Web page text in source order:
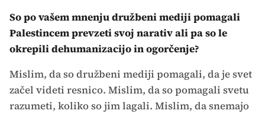
So po vašem mnenju družbeni mediji pomagali
Palestincem prevzeti svoj narativ ali pa so le
okrepili dehumanizacijo in ogorčenje?
Mislim, da so družbeni mediji pomagali, da je svet
začel videti resnico. Mislim, da so pomagali svetu
razumeti, koliko so jim lagali. Mislim, da snemajo